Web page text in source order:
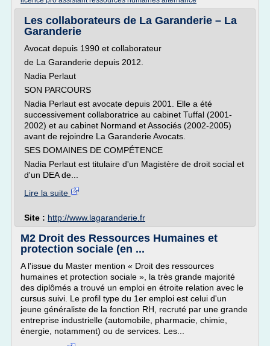
Les collaborateurs de La Garanderie – La
Garanderie
Avocat depuis 1990 et collaborateur
de La Garanderie depuis 2012.
Nadia Perlaut
SON PARCOURS
Nadia Perlaut est avocate depuis 2001. Elle a été
successivement collaboratrice au cabinet Tuffal (2001-
2002) et au cabinet Normand et Associés (2002-2005)
avant de rejoindre La Garanderie Avocats.
SES DOMAINES DE COMPÉTENCE
Nadia Perlaut est titulaire d'un Magistère de droit social et
d'un DEA de...
Lire la suite
Site : http://www.lagaranderie.fr
M2 Droit des Ressources Humaines et
protection sociale (en ...
A l'issue du Master mention « Droit des ressources
humaines et protection sociale », la très grande majorité
des diplômés a trouvé un emploi en étroite relation avec le
cursus suivi. Le profil type du 1er emploi est celui d'un
jeune généraliste de la fonction RH, recruté par une grande
entreprise industrielle (automobile, pharmacie, chimie,
énergie, notamment) ou de services. Les...